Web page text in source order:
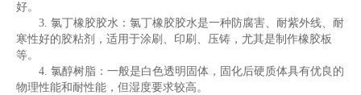
好。
3. 氯丁橡胶胶水：氯丁橡胶胶水是一种防腐害、耐紫外线、耐
寒性好的胶粘剂，适用于涂刷、印刷、压铸，尤其是制作橡胶板
等。
4. 氯醇树脂：一般是白色透明固体，固化后硬质体具有优良的
物理性能和耐性能，但湿度要求较高。